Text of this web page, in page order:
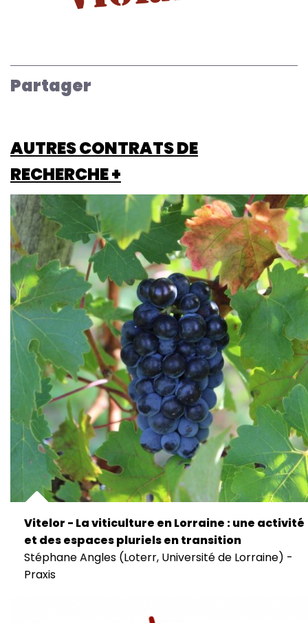
Partager
AUTRES CONTRATS DE
RECHERCHE +
Vitelor - La viticulture en Lorraine : une activité
et des espaces pluriels en transition
Stéphane Angles (Loterr, Université de Lorraine) -
Praxis